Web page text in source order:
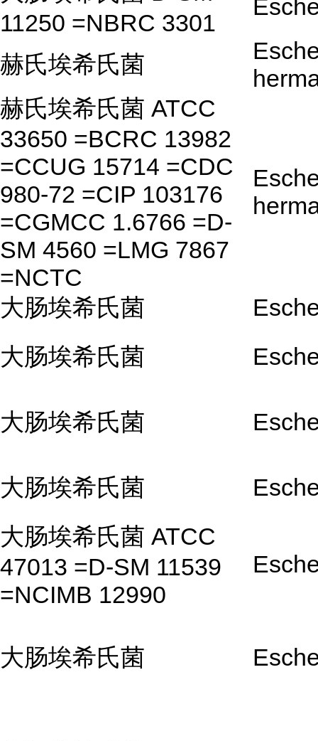
11250 =NBRC 3301
赫氏埃希氏菌
赫氏埃希氏菌 ATCC
33650 =BCRC 13982
=CCUG 15714 =CDC
980-72 =CIP 103176
=CGMCC 1.6766 =D-
SM 4560 =LMG 7867
=NCTC
大肠埃希氏菌
大肠埃希氏菌
大肠埃希氏菌
大肠埃希氏菌
大肠埃希氏菌 ATCC
47013 =D-SM 11539
=NCIMB 12990
大肠埃希氏菌